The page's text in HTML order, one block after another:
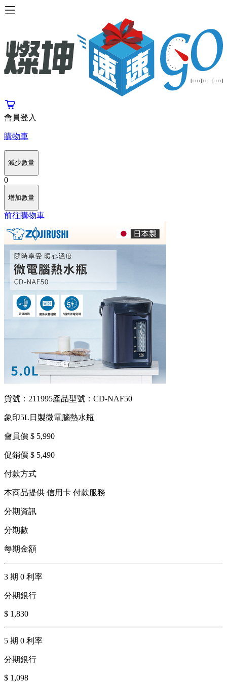
會員登入
購物車
減少數量
0
增加數量
前往購物車
貨號：211995產品型號：CD-NAF50
象印5L日製微電腦熱水瓶
會員價 $ 5,990
促銷價 $ 5,490
付款方式
本商品提供 信用卡 付款服務
分期資訊
分期數
每期金額
3 期 0 利率
分期銀行
$ 1,830
5 期 0 利率
分期銀行
$ 1,098